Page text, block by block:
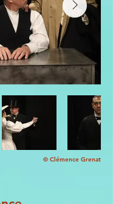
© Clémence Grenat